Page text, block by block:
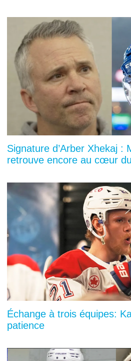
Signature d’Arber Xhekaj :
retrouve encore au cœur
Échange à trois équipes:
patience